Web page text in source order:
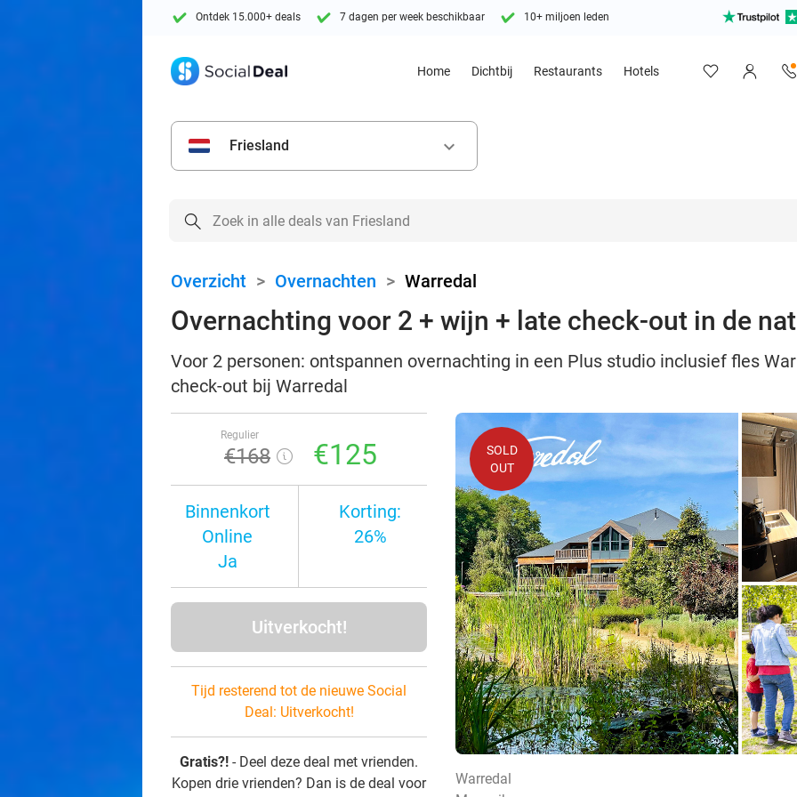
Ontdek 15.000+ deals 7 dagen per week beschikbaar 10+ miljoen leden
Home Dichtbij Restaurants Hotels
Friesland keyboard_arrow_down
Overzicht > Overnachten > Warredal
Overnachting voor 2 + wijn + late check-out in de
Voor 2 personen: ontspannen overnachting in een Plus studio inclusief fles
check-out bij Warredal
Regulier
€168 €125
Binnenkort
Online
Ja
Korting:
26%
Uitverkocht!
Tijd resterend tot de nieuwe Social
Deal: Uitverkocht!
Gratis?! - Deel deze deal met vrienden.
Kopen drie vrienden? Dan is de deal voor
SOLD
OUT
Warredal